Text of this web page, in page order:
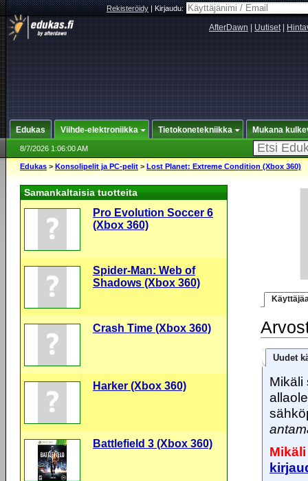
Rekisteröidy|Kirjaudu:
AfterDawn Uutiset|
Edukas Viihde-elektroniikka Tietokonetekniikka Mukana
8/7/2026 1:06:00 AM
Edukas > Konsolipelit ja PC-pelit > Lost Planet: Extreme Condition (Xbox 360)
Uudet
Mikäli
Samankaltaisia tuotteita
Pro Evolution Soccer 6
(Xbox 360)
Spider-Man: Web of
Shadows (Xbox 360)
Crash Time (Xbox 360)
Harker (Xbox 360)
Battlefield 3 (Xbox 360)